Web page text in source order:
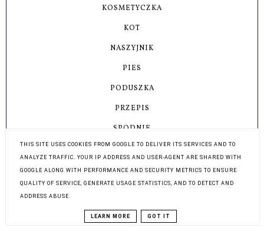
KOSMETYCZKA
KOT
NASZYJNIK
PIES
PODUSZKA
PRZEPIS
SPODNIE
SPÓDNICZKA
SUKIENKA
THIS SITE USES COOKIES FROM GOOGLE TO DELIVER ITS SERVICES AND TO
ANALYZE TRAFFIC. YOUR IP ADDRESS AND USER-AGENT ARE SHARED WITH
GOOGLE ALONG WITH PERFORMANCE AND SECURITY METRICS TO ENSURE
QUALITY OF SERVICE, GENERATE USAGE STATISTICS, AND TO DETECT AND
ADDRESS ABUSE.
LEARN MORE GOT IT